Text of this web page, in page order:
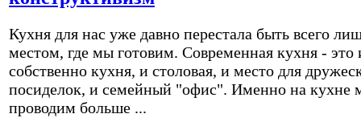
Кухня для нас уже давно перестала быть всего
местом, где мы готовим. Современная кухня - это
собственно кухня, и столовая, и место для
посиделок, и семейный "офис". Именно на кухне
проводим больше ...